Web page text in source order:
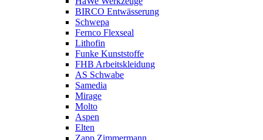
BIRCO Entwässerung
Schwepa
Fernco Flexseal
Lithofin
Funke Kunststoffe
FHB Arbeitskleidung
AS Schwabe
Samedia
Mirage
Molto
Aspen
Elten
Zapp Zimmermann